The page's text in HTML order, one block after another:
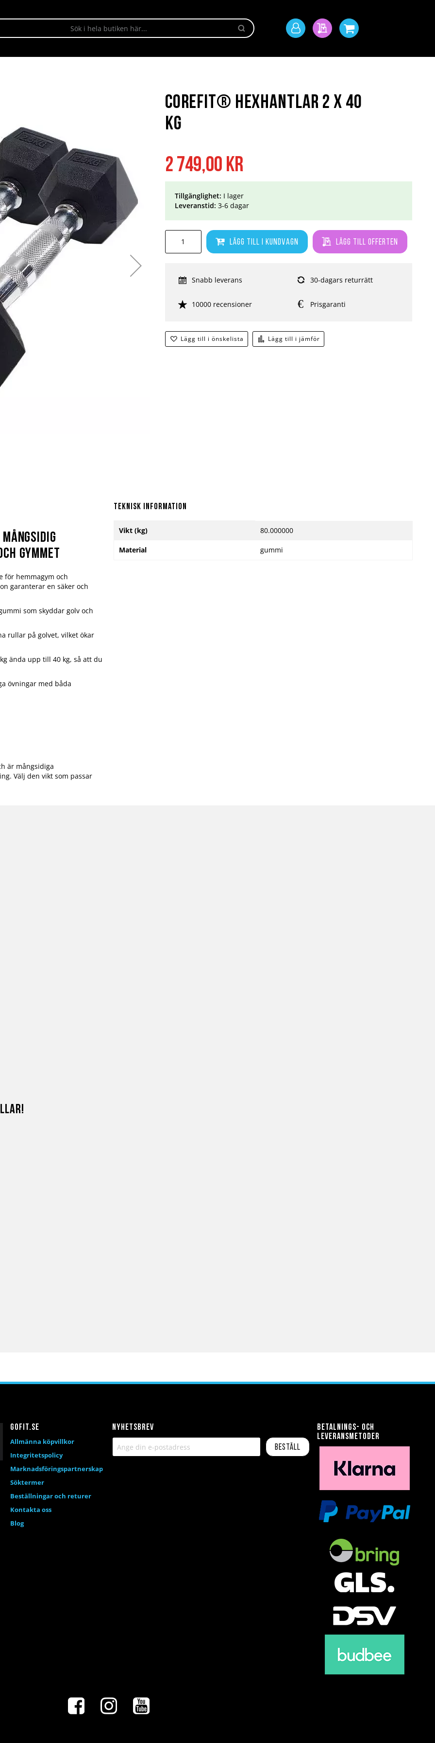
Sök
Mitt
Min offertMin kundvagn
2 749,00 kr
Lägg till i kundvagn Lägg till offerten
Lägg till i önskelista Lägg till i jämför
Tillgänglighet: I lager
Leveranstid: 3-6 dagar
Snabb leverans 30-dagars returrätt
10000 recensioner Prisgaranti
Corefit® Hexhantlar 2 x 40
kg
gymmet
för hemmagym och
garanterar en säker och
som skyddar golv och
rullar på golvet, vilket ökar
ända upp till 40 kg, så att du
övningar med båda
är mångsidiga
Välj den vikt som passar
Teknisk information
information
Vikt (kg) 80.000000
Material gummi
Nyhetsbrev
Beställ
Betalnings- och
leveransmetoder
Gofit.se
Allmänna köpvillkor
Integritetspolicy
Marknadsföringspartnerskap
Söktermer
Beställningar och returer
Kontakta oss
Blog